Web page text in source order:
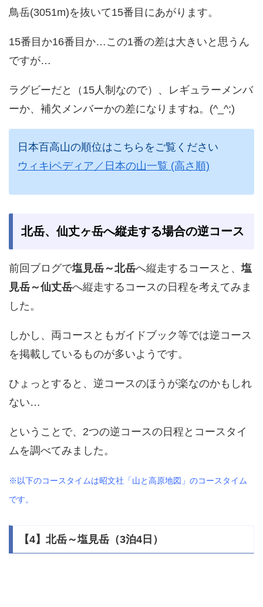
鳥岳(3051m)を抜いて15番目にあがります。
15番目か16番目か…この1番の差は大きいと思うん
ですが…
ラグビーだと（15人制なので）、レギュラーメンバ
ーか、補欠メンバーかの差になりますね。(^_^;)
日本百高山の順位はこちらをご覧ください
ウィキiペディア／日本の山一覧 (高さ順)
北岳、仙丈ヶ岳へ縦走する場合の逆コース
前回ブログで塩見岳～北岳へ縦走するコースと、塩
見岳～仙丈岳へ縦走するコースの日程を考えてみま
した。
しかし、両コースともガイドブック等では逆コース
を掲載しているものが多いようです。
ひょっとすると、逆コースのほうが楽なのかもしれ
ない…
ということで、2つの逆コースの日程とコースタイ
ムを調べてみました。
※以下のコースタイムは昭文社「山と高原地図」のコースタイム
です。
【4】北岳～塩見岳（3泊4日）